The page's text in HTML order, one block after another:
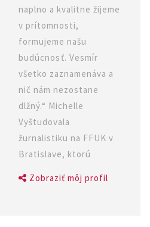
naplno a kvalitne žijeme
v prítomnosti,
formujeme našu
budúcnosť. Vesmír
všetko zaznamenáva a
nič nám nezostane
dlžný.“ Michelle
Vyštudovala
žurnalistiku na FFUK v
Bratislave, ktorú
Zobraziť môj profil